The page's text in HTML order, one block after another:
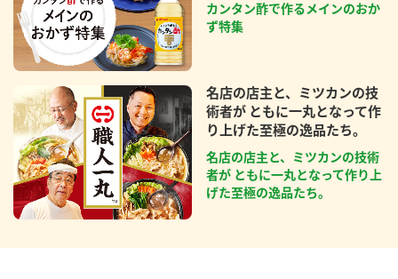
カンタン酢で作るメインのおか
ず特集
名店の店主と、ミツカンの技
術者が ともに一丸となって作
り上げた至極の逸品たち。
名店の店主と、ミツカンの技術
者が ともに一丸となって作り上
げた至極の逸品たち。